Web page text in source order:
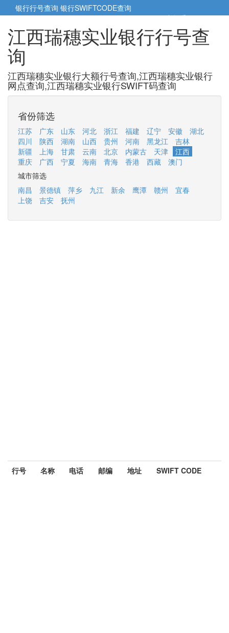
银行行号查询 银行SWIFTCODE查询
5cm小帮手5cm.cn
江西瑞穗实业银行行号查
询
江西瑞穗实业银行大额行号查询,江西瑞穗实业银行
网点查询,江西瑞穗实业银行SWIFT码查询
省份筛选
江苏 广东 山东 河北 浙江 福建 辽宁 安徽
湖北
四川
陕西 湖南 山西 贵州 河南 黑龙江
吉林
新疆
上海 甘肃 云南 北京 内蒙古 天津
江西
重庆
广西 宁夏 海南 青海 香港 西藏
澳门
城市筛选
南昌
景德镇 萍乡 九江 新余 鹰潭 赣州
宜春
上饶
吉安 抚州
行号 名称 电话 邮编 地址 SWIFT CODE